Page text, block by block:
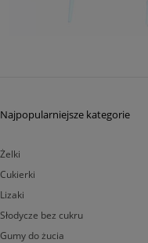
Najpopularniejsze kategorie
Żelki
Cukierki
Lizaki
Słodycze bez cukru
Gumy do żucia